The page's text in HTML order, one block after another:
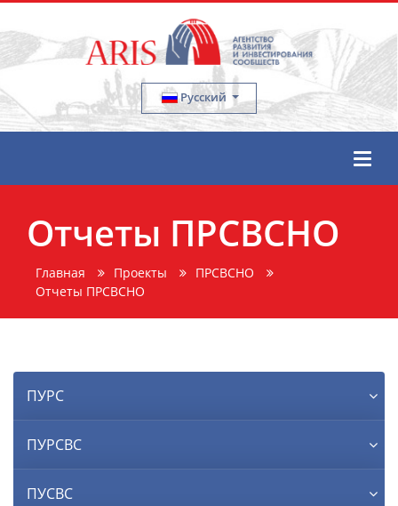
Русский
Отчеты ПРСВСНО
Главная Проекты
ПРСВСНО
Отчеты ПРСВСНО
ПУРС
ПУРСВС
ПУСВС